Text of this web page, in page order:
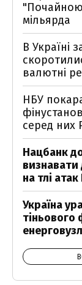
мільярда
В Україні
валютні
НБУ
серед них
Нацбанк
визнавати
на тлі
Україна